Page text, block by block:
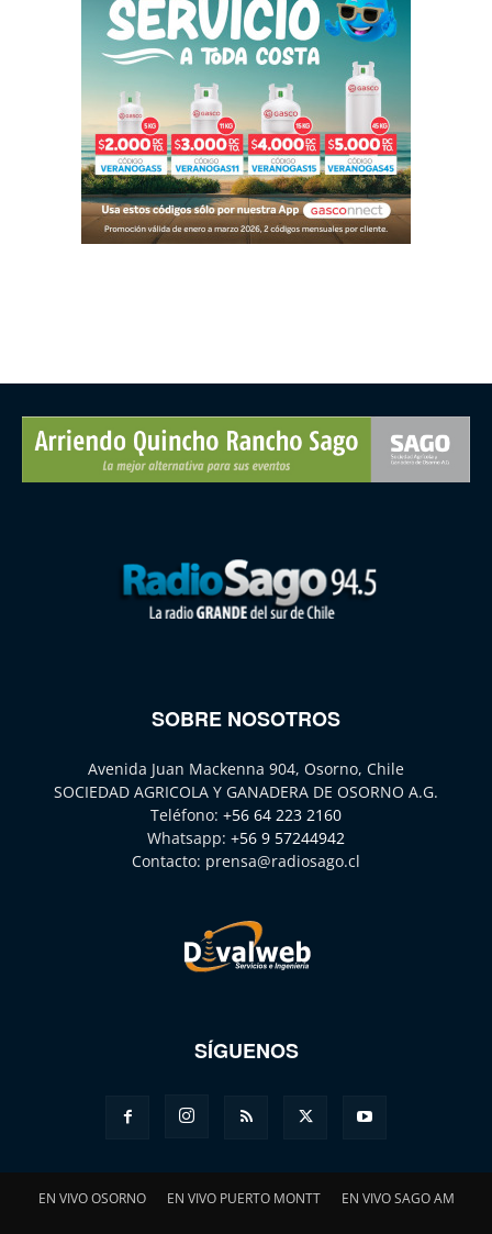
SOBRE NOSOTROS
Avenida Juan Mackenna 904, Osorno, Chile
SOCIEDAD AGRICOLA Y GANADERA DE OSORNO A.G.
Teléfono: +56 64 223 2160
Whatsapp: +56 9 57244942
Contacto: prensa@radiosago.cl
SÍGUENOS
EN VIVO OSORNO EN VIVO PUERTO MONTT EN VIVO SAGO AM